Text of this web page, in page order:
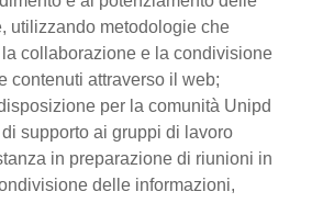
utilizzando metodologie che
collaborazione e la condivisione
contenuti attraverso il web;
per la comunità Unipd
supporto ai gruppi di lavoro
in preparazione di riunioni in
delle informazioni,